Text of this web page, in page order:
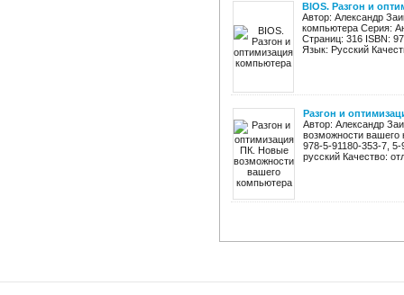
BIOS. Разгон и
Автор: Александр
компьютера Серия:
Страниц: 316 ISBN:
Язык: Русский
Разгон и
Автор: Александр
возможности вашего
978-5-91180-353-7,
русский Качество: